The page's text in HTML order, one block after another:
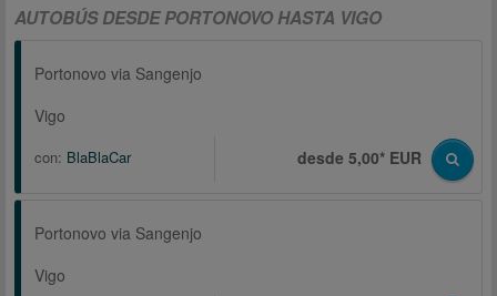
AUTOBÚS DESDE PORTONOVO HASTA VIGO
Portonovo via Sangenjo
Vigo
con: BlaBlaCar desde 5,00* EUR
Portonovo via Sangenjo
Vigo